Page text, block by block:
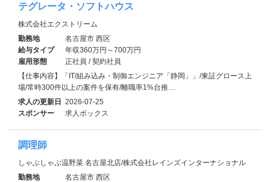
テグレータ・ソフトハウス
株式会社エクストリーム
勤務地
名古屋市 西区
給与タイプ
年収360万円～700万円
雇用形態
正社員 / 契約社員
【仕事内容】「IT/組み込み・制御エンジニア「静岡」」/東証グロース上
場/常時300件以上の案件を保有/離職率1%台推…
求人の更新日 2026-07-25
スポンサー
求人ボックス
調理師
しゃぶしゃぶ温野菜 名古屋北店/株式会社レインズインターナショナル
勤務地
名古屋市 西区